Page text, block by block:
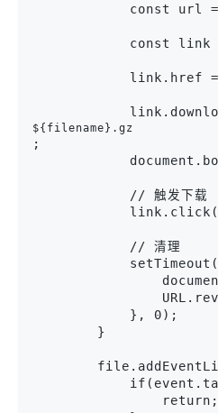
const url
const link
link.href
${filename}.gz
;
            // 触发下载
            // 清理
            }, 0);
        }
                return;